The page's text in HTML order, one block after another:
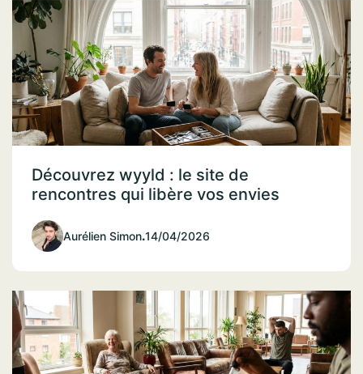
Découvrez wyyld : le site de
rencontres qui libère vos envies
Aurélien Simon.14/04/2026